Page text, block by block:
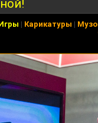
| Карикатуры |